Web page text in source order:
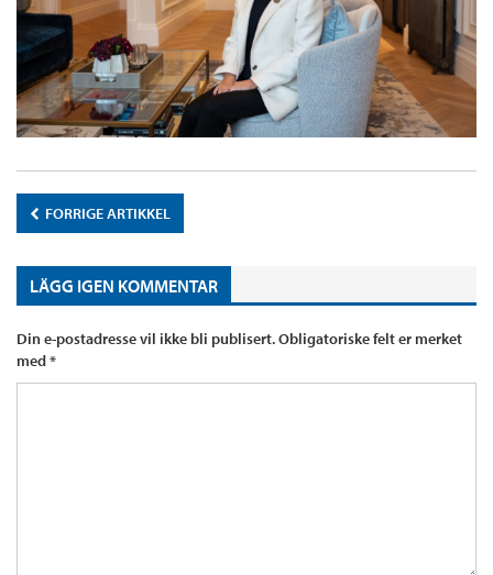
FORRIGE ARTIKKEL
LÄGG IGEN KOMMENTAR
Din e-postadresse vil ikke bli publisert.Obligatoriske felt er merket
med*